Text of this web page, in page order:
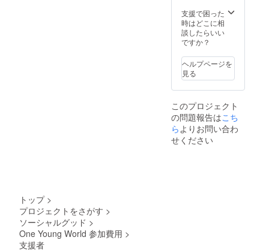
支援で困った
時はどこに相
談したらいい
ですか？
ヘルプページを
見る
このプロジェクト
の問題報告はこち
らよりお問い合わ
せください
トップ >
プロジェクトをさがす >
ソーシャルグッド >
One Young World 参加費用 >
支援者